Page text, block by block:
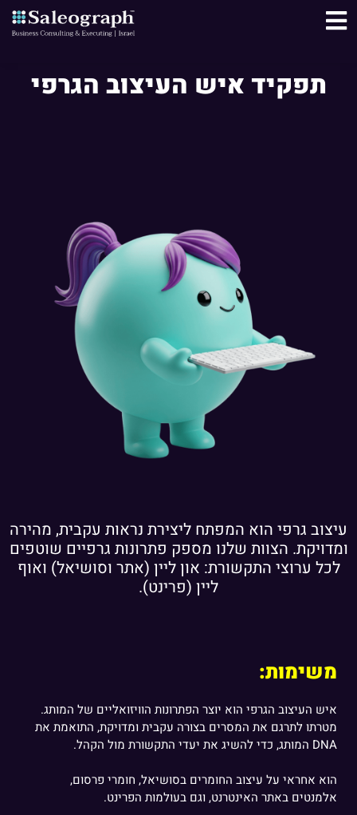
תפקיד איש העיצוב הגרפי
עיצוב גרפי הוא המפתח ליצירת נראות עקבית, מהירה
ומדויקת. הצוות שלנו מספק פתרונות גרפיים שוטפים
לכל ערוצי התקשורת: און ליין (אתר וסושיאל) ואוף
ליין (פרינט).
משימות:
איש העיצוב הגרפי הוא יוצר הפתרונות הוויזואליים של המותג.
מטרתו לתרגם את המסרים בצורה עקבית ומדויקת, התואמת את
DNA המותג, כדי להשיג את יעדי התקשורת מול הקהל.
הוא אחראי על עיצוב החומרים בסושיאל, חומרי פרסום,
אלמנטים באתר האינטרנט, וגם בעולמות הפרינט.